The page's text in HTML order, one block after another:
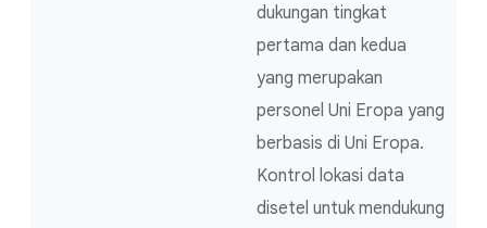
dukungan tingkat
pertama dan kedua
yang merupakan
personel Uni Eropa yang
berbasis di Uni Eropa.
Kontrol lokasi data
disetel untuk mendukung